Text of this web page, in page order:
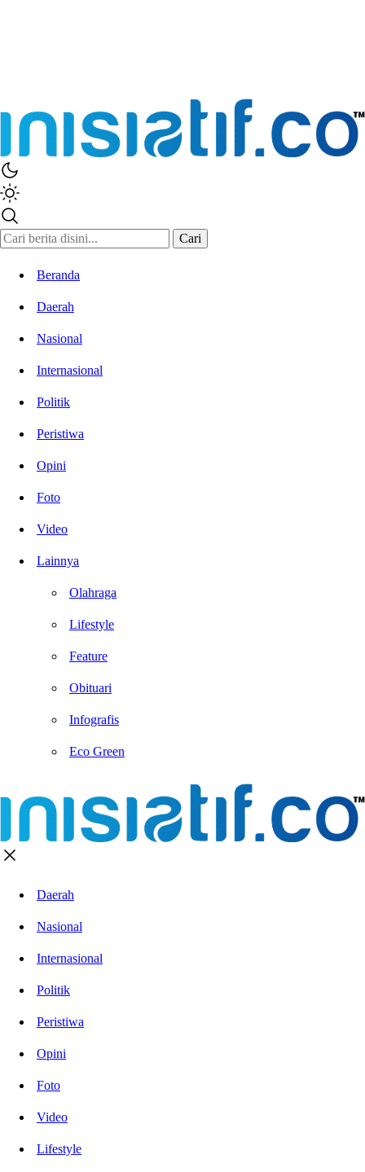
Cari
Beranda
Daerah
Nasional
Internasional
Politik
Peristiwa
Opini
Foto
Video
Lainnya
Olahraga
Lifestyle
Feature
Obituari
Infografis
Eco Green
Daerah
Nasional
Internasional
Politik
Peristiwa
Opini
Foto
Video
Lifestyle